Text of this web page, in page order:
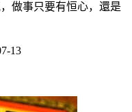
做事只要有恒心，還是
13